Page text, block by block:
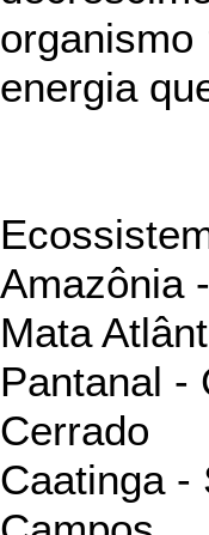
energia
Amazônia
Mata
Pantanal -
Cerrado
Caatinga -